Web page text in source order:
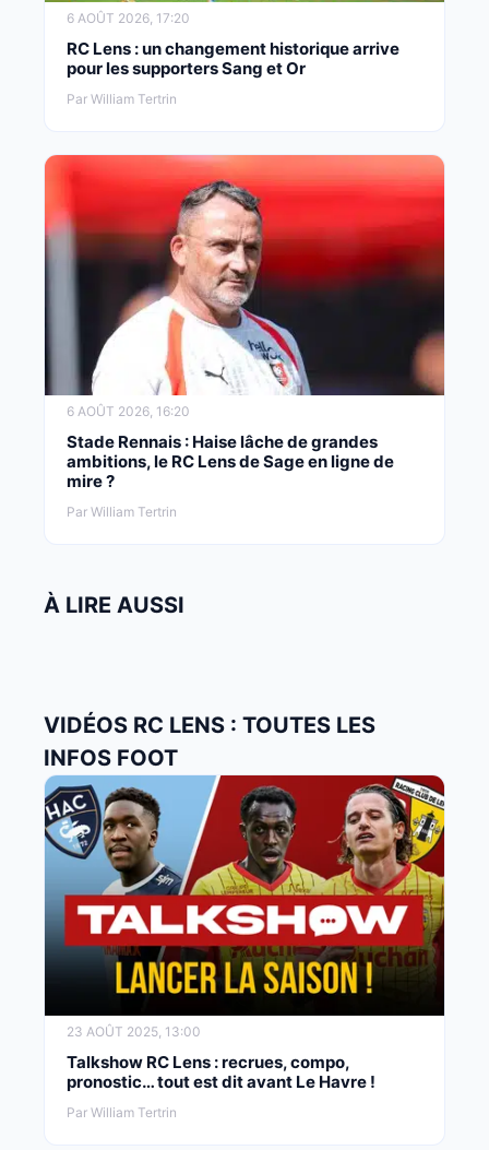
6 AOÛT 2026, 17:20
RC Lens : un changement historique arrive
pour les supporters Sang et Or
Par William Tertrin
6 AOÛT 2026, 16:20
Stade Rennais : Haise lâche de grandes
ambitions, le RC Lens de Sage en ligne de
mire ?
Par William Tertrin
À LIRE AUSSI
VIDÉOS RC LENS : TOUTES LES
INFOS FOOT
23 AOÛT 2025, 13:00
Talkshow RC Lens : recrues, compo,
pronostic… tout est dit avant Le Havre !
Par William Tertrin